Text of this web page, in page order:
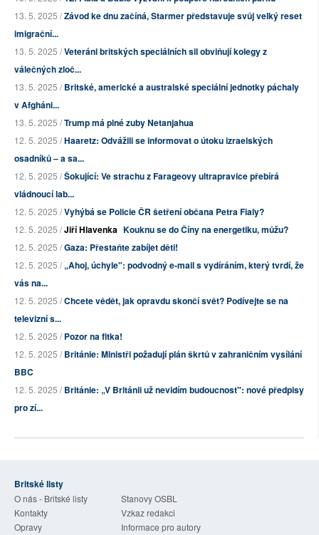
13. 5. 2025 /Závod ke dnu začíná, Starmer představuje svůj velký reset
imigrační...
13. 5. 2025 /Veteráni britských speciálních sil obviňují kolegy z
válečných zloč...
13. 5. 2025 /Britské, americké a australské speciální jednotky páchaly
v Afgháni...
13. 5. 2025 /Trump má plné zuby Netanjahua
12. 5. 2025 /Haaretz: Odvážili se informovat o útoku izraelských
osadníků – a sa...
12. 5. 2025 /Šokující: Ve strachu z Farageovy ultrapravice přebírá
vládnoucí lab...
12. 5. 2025 /Vyhýbá se Policie ČR šetření občana Petra Fialy?
12. 5. 2025 /Jiří Hlavenka Kouknu se do Číny na energetiku, můžu?
12. 5. 2025 /Gaza: Přestaňte zabíjet děti!
12. 5. 2025 /„Ahoj, úchyle": podvodný e-mail s vydíráním, který tvrdí, že
vás na...
12. 5. 2025 /Chcete vědět, jak opravdu skončí svět? Podívejte se na
televizní s...
12. 5. 2025 /Pozor na fitka!
12. 5. 2025 /Británie: Ministři požadují plán škrtů v zahraničním vysílání
BBC
12. 5. 2025 /Británie: „V Británii už nevidím budoucnost": nové předpisy
pro zí...
Britské listy
O nás - Britské listy
Stanovy OSBL
Kontakty
Vzkaz redakci
Opravy
Informace pro autory